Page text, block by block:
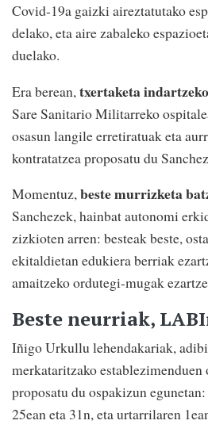
Covid-19a gaizki aireztatutako
delako, eta aire zabaleko
duelako.
Era berean, txertaketa
Sare Sanitario Militarreko
osasun langile erretiratuak eta
kontratatzea proposatu du
Momentuz,beste murrizketa
Sanchezek, hainbat autonomi
zizkioten arren: besteak beste,
ekitaldietan edukiera berriak
amaitzeko ordutegi-mugak
Beste neurriak,
Iñigo Urkullu lehendakariak,
merkataritzako
proposatu du ospakizun
25ean eta 31n, eta urtarrilaren